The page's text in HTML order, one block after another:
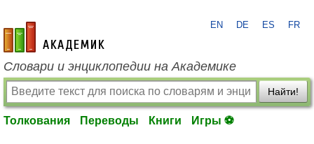
academic.ru
EN DE ES FR
Словари и энциклопедии на Академике
Найти!
Толкования Переводы Книги Игры ⚽